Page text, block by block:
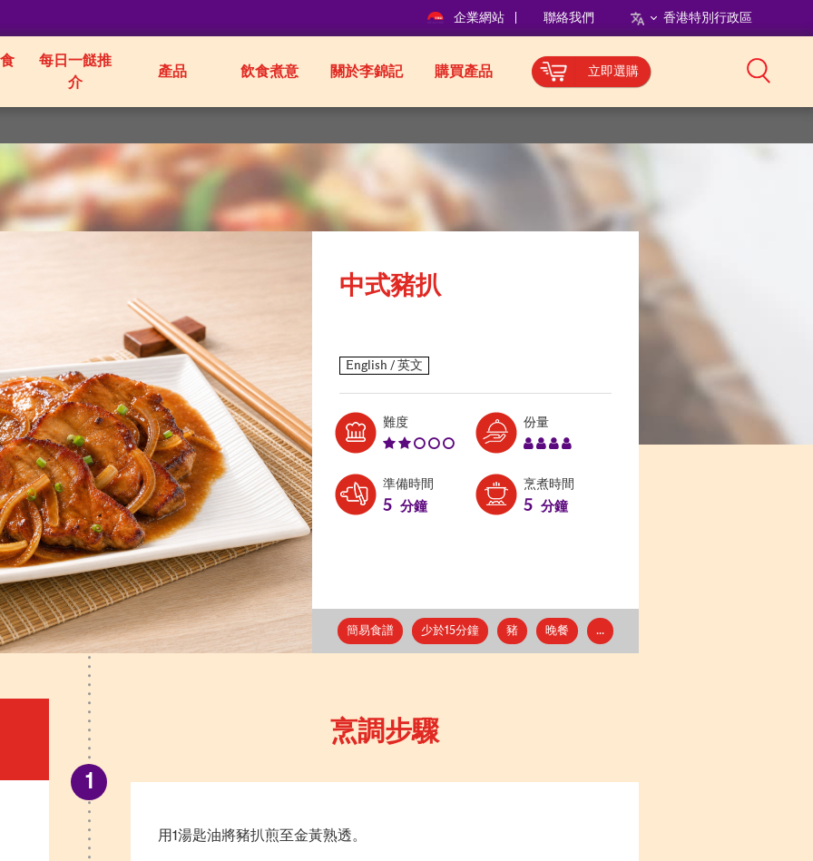
企業網站 聯絡我們 香港特別行政區
每日一餸推
介
產品 飲食煮意 關於李錦記 購買產品 立即選購
中式豬扒
難度Level:
份量Serves:
準備時間
5 分鐘
烹煮時間
5 分鐘
簡易食譜 少於15分鐘 豬 晚餐 ...
烹調步驟
用1湯匙油將豬扒煎至金黃熟透。